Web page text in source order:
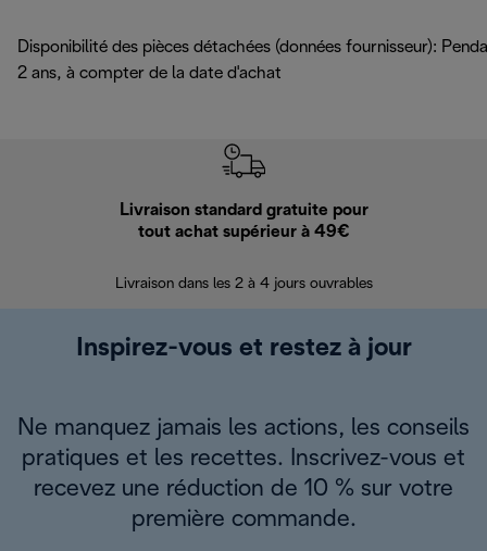
Disponibilité des pièces détachées (données fournisseur):
2 ans, à compter de la date d'achat
Livraison standard gratuite pour
tout achat supérieur à 49€
Livraison dans les 2 à 4 jours ouvrables
Inspirez-vous et restez à jour
Ne manquez jamais les actions, les conseils
pratiques et les recettes. Inscrivez-vous et
recevez une réduction de 10 % sur votre
première commande.